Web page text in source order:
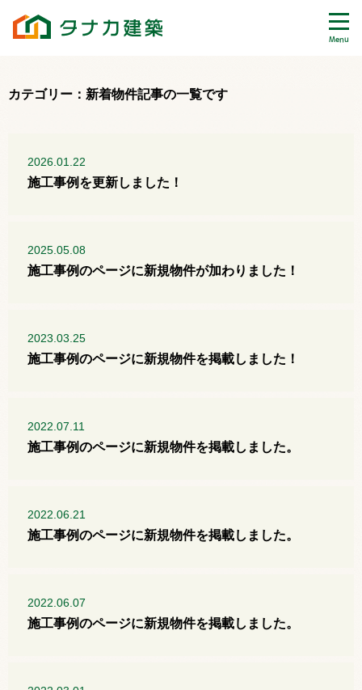
Menu
カテゴリー：新着物件記事の一覧です
2026.01.22
施工事例を更新しました！
2025.05.08
施工事例のページに新規物件が加わりました！
2023.03.25
施工事例のページに新規物件を掲載しました！
2022.07.11
施工事例のページに新規物件を掲載しました。
2022.06.21
施工事例のページに新規物件を掲載しました。
2022.06.07
施工事例のページに新規物件を掲載しました。